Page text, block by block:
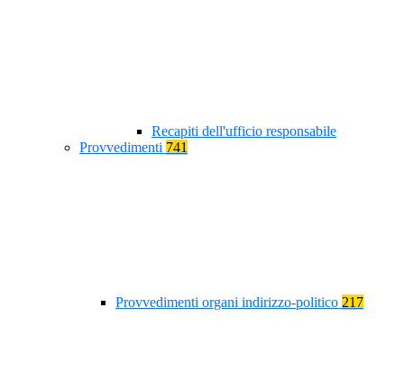
Recapiti dell'ufficio responsabile
Provvedimenti 741
Provvedimenti organi indirizzo-politico 217